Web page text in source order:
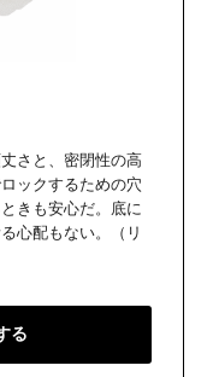
さと、密閉性の高
ックするための穴
きも安心だ。底に
心配もない。（リ
る